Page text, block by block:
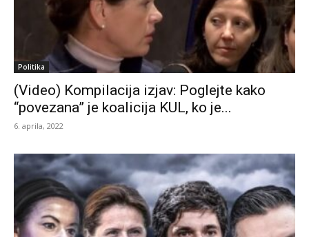
Politika
(Video) Kompilacija izjav: Poglejte kako
“povezana” je koalicija KUL, ko je...
6. aprila, 2022